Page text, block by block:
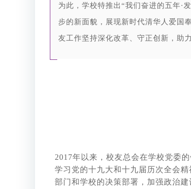
为此，学校特推出“我们奋进的五年·
步的新面貌，展现新时代清华人爱国
友工作坚持深化改革、守正创新，助
2017年以来，校友总会在学校党委
学习党的十九大和十九届历次全会
部门和学校的决策部署，加强政治